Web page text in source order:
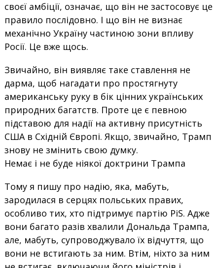
своєї амбіції, означає, що він не застосовує це
правило послідовно. І що він не визнає
механічно Україну частиною зони впливу
Росії. Це вже щось.
Звичайно, він виявляє таке ставлення не
дарма, щоб нагадати про простягнуту
американську руку в бік цінних українських
природних багатств. Проте це є певною
підставою для надії на активну присутність
США в Східній Європі. Якщо, звичайно, Трамп
знову не змінить свою думку.
Немає і не буде ніякої доктрини Трампа
Тому я пишу про надію, яка, мабуть,
зародилася в серцях польських правих,
особливо тих, хто підтримує партію PiS. Адже
вони багато разів хвалили Дональда Трампа,
але, мабуть, супроводжувало їх відчуття, що
вони не встигають за ним. Втім, ніхто за ним